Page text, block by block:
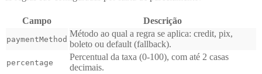
Campo Descrição
paymentMethod
Método ao qual a regra se aplica: credit, pix,
boleto ou default (fallback).
percentage
Percentual da taxa (0-100), com até 2 casas
decimais.